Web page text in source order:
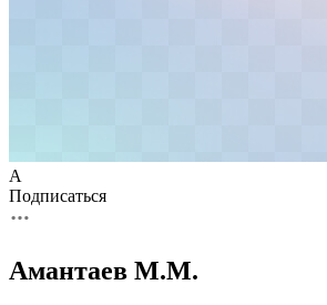
А
Подписаться
Амантаев М.М.